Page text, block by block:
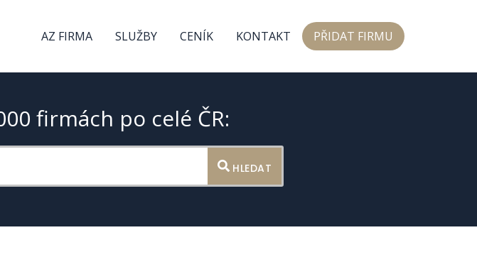
AZ FIRMA SLUŽBY CENÍK KONTAKT PŘIDAT FIRMU
firmách po celé ČR:
HLEDAT